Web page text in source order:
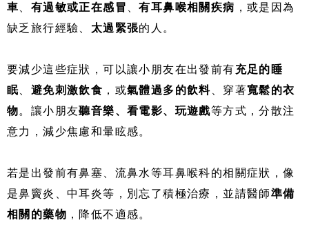
車
有過敏或正在感冒 、有耳鼻喉相關疾病 ，或是因為
缺乏旅行經驗、 太過緊張的人。
要減少這些症狀，可以讓小朋友在出發前有充足的睡
眠
避免刺激飲食 ，或氣體過多的飲料 、穿著寬鬆的衣
物。讓小朋友聽音樂、看電影、玩遊戲等方式，分散注
意力，減少焦慮和暈眩感。
若是出發前有鼻塞、流鼻水等耳鼻喉科的相關症狀，像
是鼻竇炎、中耳炎等，別忘了積極治療，並請醫師準備
相關的藥物 ，降低不適感。